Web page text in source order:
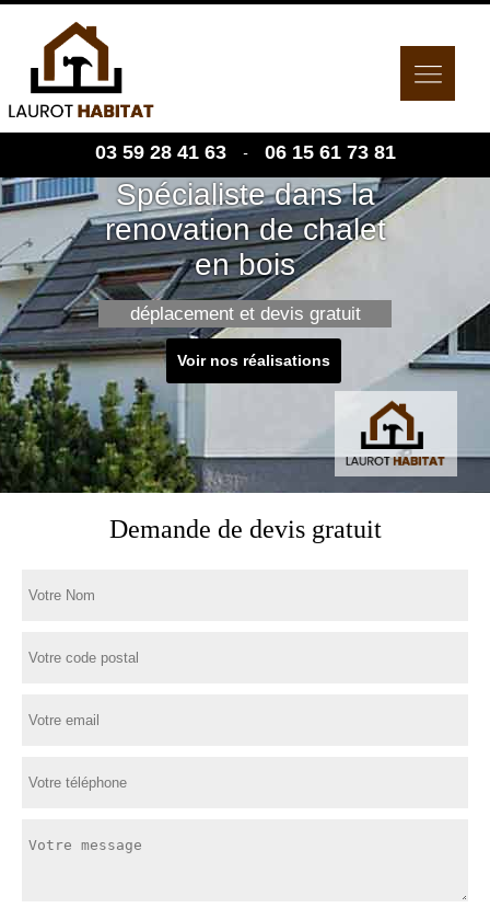
03 59 28 41 63 - 06 15 61 73 81
Spécialiste dans la
renovation de chalet
en bois
déplacement et devis gratuit
Voir nos réalisations
Demande de devis gratuit